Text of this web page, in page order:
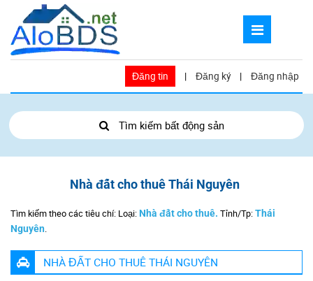
Đăng tin | Đăng ký | Đăng nhập
Tìm kiếm bất động sản
Nhà đất cho thuê Thái Nguyên
Tìm kiếm theo các tiêu chí: Loại: Nhà đất cho thuê. Tỉnh/Tp:Thái
Nguyên.
NHÀ ĐẤT CHO THUÊ THÁI NGUYÊN